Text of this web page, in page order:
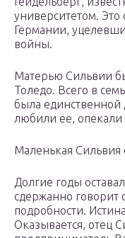
университетом.
Германии,
войны.
Матерью Сильвии
Толедо. Всего в
была единственной
любили ее, опекали
Маленькая Сильвия
Долгие годы
сдержанно говорит
подробности.
Оказывается, отец